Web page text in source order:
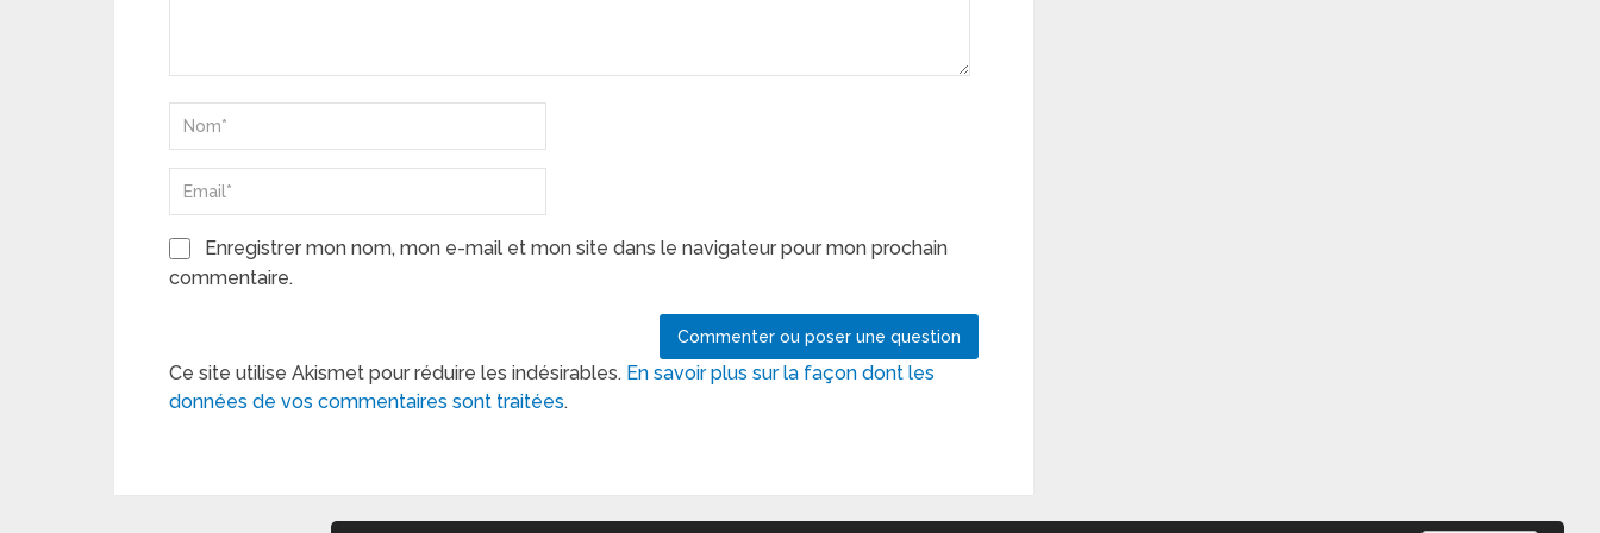
Enregistrer mon nom, mon e-mail et mon site dans le navigateur pour mon prochain
commentaire.
Ce site utilise Akismet pour réduire les indésirables. En savoir plus sur la façon dont les
données de vos commentaires sont traitées.